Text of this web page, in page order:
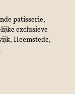
patisserie,
exclusieve
Heemstede,